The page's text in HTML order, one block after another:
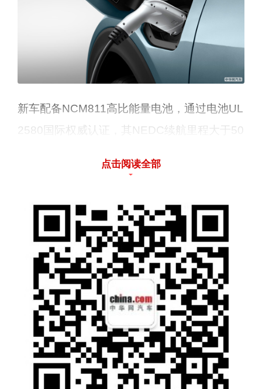
新车配备NCM811高比能量电池，通过电池UL
2580国际权威认证，其NEDC续航里程大于50
城市的用车需求，扩大旅程半径，从根本上解
点击阅读全部